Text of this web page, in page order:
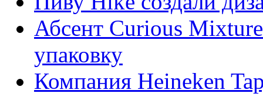
Абсент Curious
упаковку
Компания Heineken